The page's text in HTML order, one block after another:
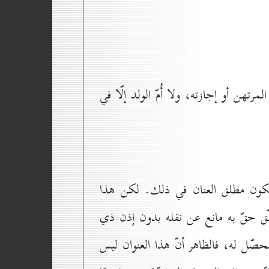
أو إجازته، ولا أُمّ الولد إلّا في
مطلق العنان في ذلك. لكن هذا
حقّ به مانع عن نقله بدون إذن ذي
له، فالظاهر أنّ هذا العنوان ليس